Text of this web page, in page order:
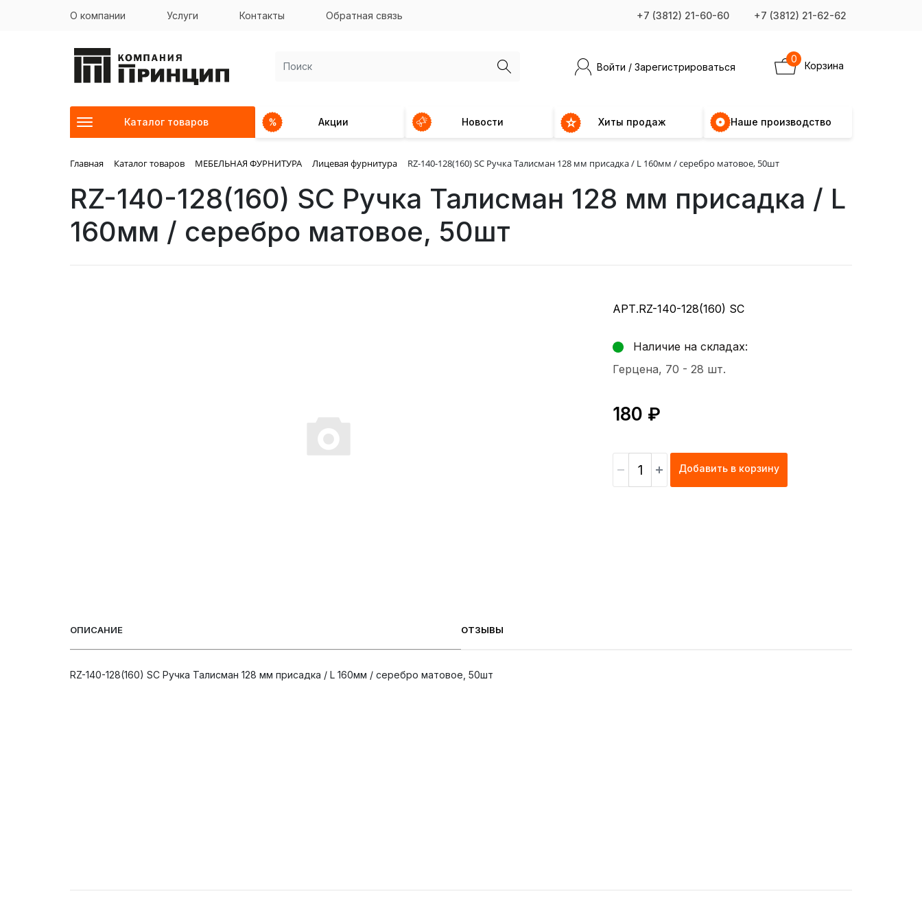
О компании Услуги Контакты Обратная связь +7 (3812) 21-60-60 +7 (3812) 21-62-62
Войти / Зарегистрироваться Корзина
0
Каталог товаров Акции Новости Хиты продаж Наше производство
Главная Каталог товаров МЕБЕЛЬНАЯ ФУРНИТУРА Лицевая фурнитура RZ-140-128(160) SC Ручка Талисман 128 мм присадка / L 160мм / серебро матовое, 50шт
RZ-140-128(160) SC Ручка Талисман 128 мм присадка / L
160мм / серебро матовое, 50шт
АРТ.RZ-140-128(160) SC
Наличие на складах:
Герцена, 70 - 28 шт.
180 ₽
Добавить в корзину
ОПИСАНИЕ ОТЗЫВЫ
RZ-140-128(160) SC Ручка Талисман 128 мм присадка / L 160мм / серебро матовое, 50шт